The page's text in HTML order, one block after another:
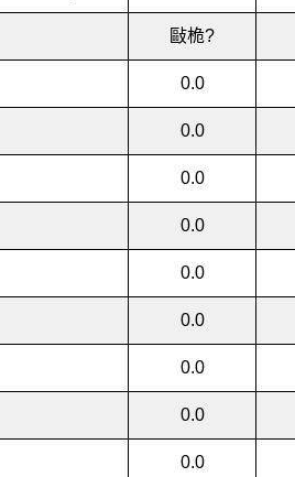
敺桅?
0.0
0.0
0.0
0.0
0.0
0.0
0.0
0.0
0.0